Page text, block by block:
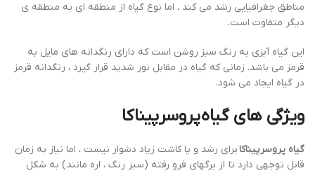
مناطق جغرافیایی رشد می کند ، اما نوع گیاه از منطقه ای به منطقه ی
دیگر متفاوت است.
این گیاه آبزی به رنگ سبز روشن است که دارای رنگدانه های مایل به
قرمز می باشد. زمانی که گیاه در مقابل نور شدید قرار گیرد ، رنگدانه قرمز
در گیاه ایجاد می شود.
ویژگی های گیاهپروسرپیناکا
گیاه پروسرپیناکا برای رشد و یا کاشت زیاد دشوار نیست ، اما نیاز به زمان
قابل توجهی دارد تا از برگهای فرو رفته (سبز رنگ ، اره مانند) به شکل